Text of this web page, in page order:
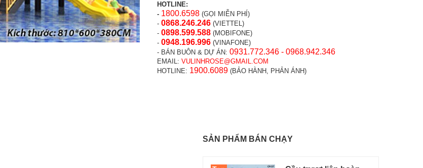
HOTLINE:
- 1800.6598 (GỌI MIỄN PHÍ)
- 0868.246.246 (VIETTEL)
- 0898.599.588 (MOBIFONE)
- 0948.196.996 (VINAFONE)
- BÁN BUÔN & DỰ ÁN: 0931.772.346 - 0968.942.346
EMAIL: VULINHROSE@GMAIL.COM
HOTLINE: 1900.6089 (BẢO HÀNH, PHẢN ÁNH)
SẢN PHẨM BÁN CHẠY